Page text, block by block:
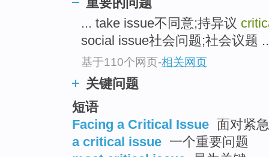
... take issue不同意;持异议
social issue社会问题;社会议题
基于110个网页-相关网页
关键问题
短语
Facing a Critical Issue 面对紧
a critical issue 一个重要问题